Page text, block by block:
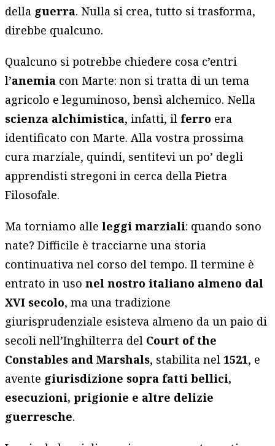
della guerra. Nulla si crea, tutto si trasforma,
direbbe qualcuno.
Qualcuno si potrebbe chiedere cosa c’entri
l’anemia con Marte: non si tratta di un tema
agricolo e leguminoso, bensì alchemico. Nella
scienza alchimistica, infatti, il ferro era
identificato con Marte. Alla vostra prossima
cura marziale, quindi, sentitevi un po’ degli
apprendisti stregoni in cerca della Pietra
Filosofale.
Ma torniamo alleleggi marziali: quando sono
nate? Difficile è tracciarne una storia
continuativa nel corso del tempo. Il termine è
entrato in usonel nostro italiano almeno dal
XVI secolo, ma una tradizione
giurisprudenziale esisteva almeno da un paio di
secoli nell’Inghilterra del Court of the
Constables and Marshals, stabilita nel1521, e
avente giurisdizione sopra fatti bellici,
esecuzioni, prigionie e altre delizie
guerresche.